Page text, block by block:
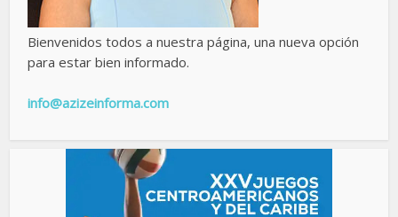
Bienvenidos todos a nuestra página, una nueva opción
para estar bien informado.
info@azizeinforma.com